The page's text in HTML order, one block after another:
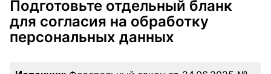
Подготовьте отдельный бланк
для согласия на обработку
персональных данных